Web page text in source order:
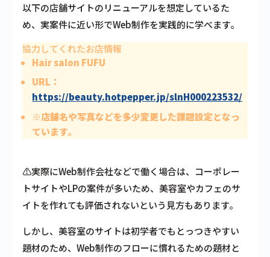
以下の店舗サイトのリニューアルを想定しているた
め、実案件に近い形でWeb制作を実践的に学べます。
協力してくれたお店情報
Hair salon FUFU
URL：
https://beauty.hotpepper.jp/slnH000223532/
※店舗名や写真などを多少変更した課題設定となっ
ています。
⚠実際にWeb制作会社などで働く場合は、コーポレー
トサイトやLPの案件が多いため、美容室やカフェのサ
イトを作れても評価されないという見方もあります。
しかし、美容室のサイトは初学者でもとっつきやすい
題材のため、Web制作のフローに慣れるための題材と